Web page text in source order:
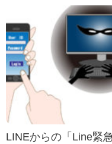
LINEからの「Line緊